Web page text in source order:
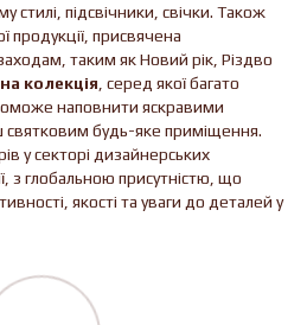
підсвічники, свічки. Також
продукції, присвячена
таким як Новий рік, Різдво
колекція , серед якої багато
наповнити яскравими
святковим будь-яке приміщення.
у секторі дизайнерських
з глобальною присутністю, що
якості та уваги до деталей у